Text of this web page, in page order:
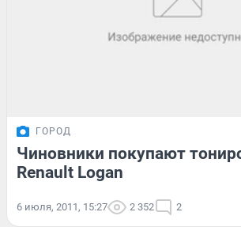
ГОРОД
Чиновники покупают
Renault Logan
6 июля, 2011, 15:27 2 352 2